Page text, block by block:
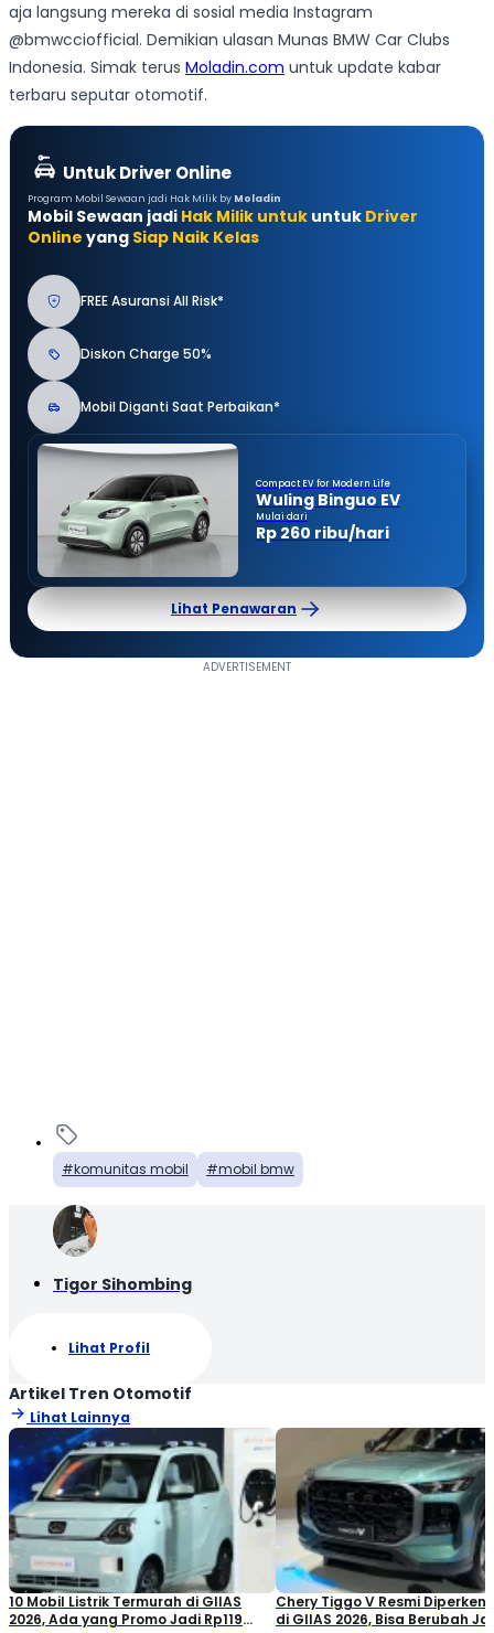
aja langsung mereka di sosial media Instagram
@bmwcciofficial. Demikian ulasan Munas BMW Car Clubs
Indonesia. Simak terus Moladin.com untuk update kabar
terbaru seputar otomotif.
Untuk Driver Online
Program Mobil Sewaan jadi Hak Milik by Moladin
Mobil Sewaan jadi Hak Milik untuk untuk Driver
Online yang Siap Naik Kelas
FREE Asuransi All Risk*
Diskon Charge 50%
Mobil Diganti Saat Perbaikan*
Compact EV for Modern Life
Wuling Binguo EV
Mulai dari
Rp 260 ribu/hari
Lihat Penawaran
komunitas mobil mobil bmw
Tigor Sihombing
Lihat Profil
Artikel Tren Otomotif
Lihat Lainnya
10 Mobil Listrik Termurah di GIIAS
2026, Ada yang Promo Jadi Rp119
Chery Tiggo V Resmi
di GIIAS 2026, Bisa Berubah